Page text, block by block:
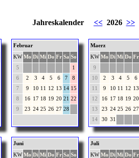
Jahreskalender <<2026 >>
Februar
KW Mo Di Mi Do Fr Sa So
5
1
6
2 3 4 5 6 7
8
7
9 10 11 12 13 14 15
8
16 17 18 19 20 21 22
9
23 24 25 26 27 28
Maerz
KW Mo Di Mi Do Fr
9
10
2 3 4 5
6
11
9 10 11 12 13
12
16 17 18 19 20
13
23 24 25 26 27
14
30 31
Juni
KW Mo Di Mi Do Fr Sa So
Juli
KW Mo Di Mi Do Fr